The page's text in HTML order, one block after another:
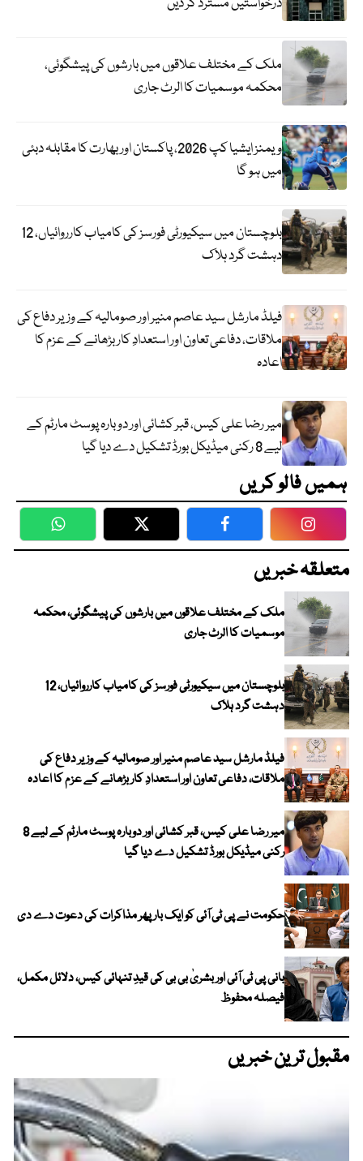
ملک کے مختلف علاقوں میں بارشوں کی پیشگوئی،
محکمہ موسمیات کا الرٹ جاری
ویمنز ایشیا کپ 2026، پاکستان اور بھارت کا مقابلہ دبئی
میں ہو گا
بلوچستان میں سیکیورٹی فورسز کی کامیاب کارروائیاں، 12
دہشت گرد ہلاک
فیلڈ مارشل سید عاصم منیر اور صومالیہ کے وزیر دفاع کی
ملاقات، دفاعی تعاون اور استعدادِ کار بڑھانے کے عزم کا
اعادہ
میر رضا علی کیس، قبر کشائی اور دوبارہ پوسٹ مارٹم کے
لیے 8 رکنی میڈیکل بورڈ تشکیل دے دیا گیا
ہمیں فالو کریں
WhatsApp Twitter Facebook
متعلقہ خبریں
ملک کے مختلف علاقوں میں بارشوں کی پیشگوئی، محکمہ
موسمیات کا الرٹ جاری
بلوچستان میں سیکیورٹی فورسز کی کامیاب کارروائیاں، 12
دہشت گرد ہلاک
فیلڈ مارشل سید عاصم منیر اور صومالیہ کے وزیر دفاع کی
ملاقات، دفاعی تعاون اور استعدادِ کار بڑھانے کے عزم کا اعادہ
میر رضا علی کیس، قبر کشائی اور دوبارہ پوسٹ مارٹم کے لیے 8
رکنی میڈیکل بورڈ تشکیل دے دیا گیا
حکومت نے پی ٹی آئی کو ایک بارپھر مذاکرات کی دعوت دے دی
بانی پی ٹی آئی اور بشریٰ بی بی کی قیدِ تنہائی کیس، دلائل مکمل،
فیصلہ محفوظ
مقبول ترین خبریں